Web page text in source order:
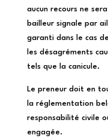
aucun recours ne
bailleur signale par
garanti dans le cas
les désagréments
tels que la canicule.
Le preneur doit en
la réglementation
responsabilité civile
engagée.